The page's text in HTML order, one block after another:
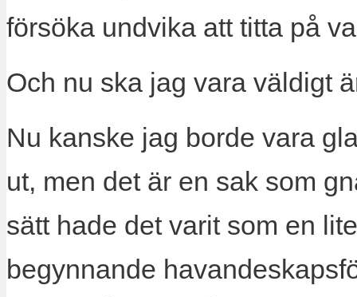
försöka undvika att titta på
Och nu ska jag vara väldigt
Nu kanske jag borde vara
ut, men det är en sak som
sätt hade det varit som en
begynnande